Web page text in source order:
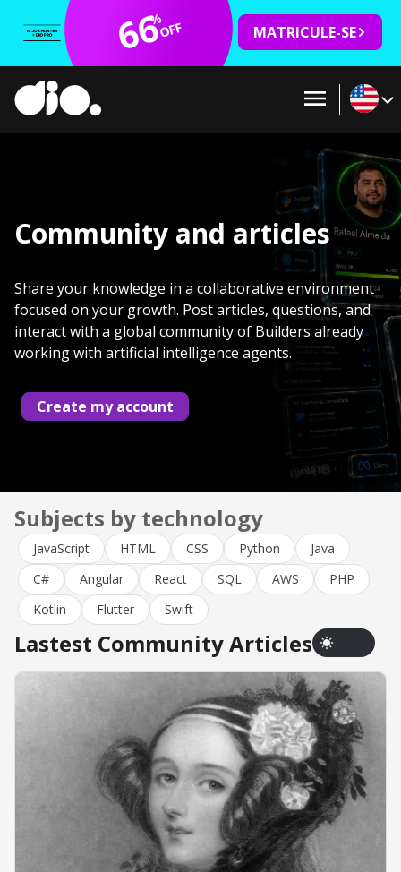
66
%OFF MATRICULE-SE
Community and articles
Share your knowledge in a collaborative environment
focused on your growth. Post articles, questions, and
interact with a global community of Builders already
working with artificial intelligence agents.
Create my account
Lastest Community Articles
Subjects by technology
JavaScript HTML CSS Python
Java
C#
Angular React SQL AWS
PHP
Kotlin
Flutter Swift